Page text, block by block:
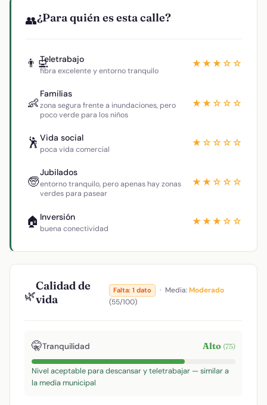
👥¿Para quién es esta calle?
👨‍💻Teletrabajo
fibra excelente y entorno tranquilo
★★★☆☆
👶
Familias
zona segura frente a inundaciones, pero
poco verde para los niños
★★☆☆☆
🕺 Vida social
poca vida comercial
★☆☆☆☆
🧓
Jubilados
entorno tranquilo, pero apenas hay zonas
verdes para pasear
★★☆☆☆
🏠 Inversión
buena conectividad
★★★☆☆
🌿
Calidad de
vida
Falta: 1 dato · Media:Moderado
(55/100)
🤫Tranquilidad Alto (75)
Nivel aceptable para descansar y teletrabajar — similar a
la media municipal